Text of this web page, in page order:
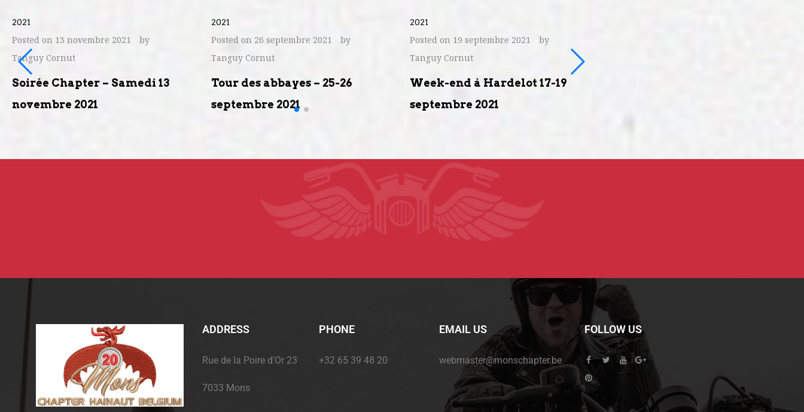
2021
Posted on 13 novembre 2021
by
Tanguy Cornut
Soirée Chapter – Samedi 13
novembre 2021
2021
Posted on 26 septembre 2021
by
Tanguy Cornut
Tour des abbayes – 25-26
septembre 2021
2021
Posted on 19 septembre 2021
by
Tanguy Cornut
Week-end à Hardelot 17-19
septembre 2021
ADDRESS
Rue de la Poire d’Or 23
7033 Mons
PHONE
+32 65 39 48 20
EMAIL US
webmaster@monschapter.be
FOLLOW US